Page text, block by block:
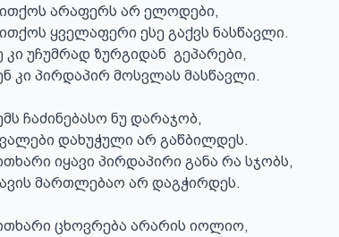
არაფერს არ ელოდები,
ყველაფერი ესე გაქვს ნასწავლი.
კი უჩუმრად ზურგიდან  გეპარები,
კი პირდაპირ მოსვლას მასწავლი.
ჩაძინებასო ნუ დარაჯობ,
დახუჭული არ გაწბილდეს.
იყავი პირდაპირი განა რა სჯობს,
მართლებაო არ დაგჭირდეს.
ცხოვრება არარის იოლიო,